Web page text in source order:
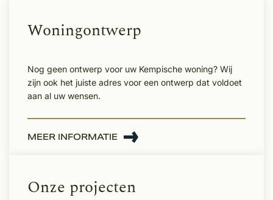
Woningontwerp
Nog geen ontwerp voor uw Kempische woning? Wij
zijn ook het juiste adres voor een ontwerp dat voldoet
aan al uw wensen.
MEER INFORMATIE
Onze projecten